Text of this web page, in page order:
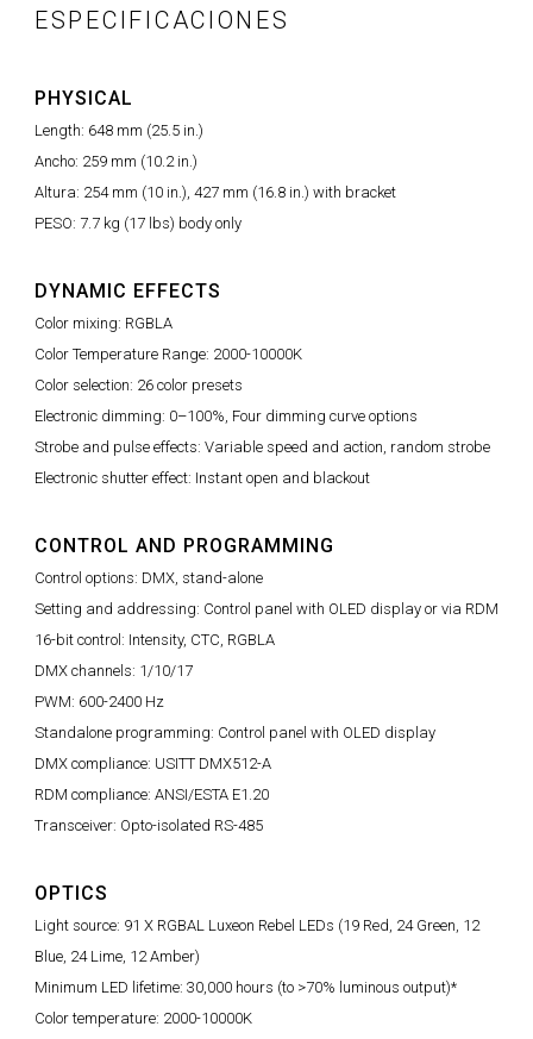
ESPECIFICACIONES
PHYSICAL
Length: 648 mm (25.5 in.)
Ancho: 259 mm (10.2 in.)
Altura: 254 mm (10 in.), 427 mm (16.8 in.) with bracket
PESO: 7.7 kg (17 lbs) body only
DYNAMIC EFFECTS
Color mixing: RGBLA
Color Temperature Range: 2000-10000K
Color selection: 26 color presets
Electronic dimming: 0–100%, Four dimming curve options
Strobe and pulse effects: Variable speed and action, random strobe
Electronic shutter effect: Instant open and blackout
CONTROL AND PROGRAMMING
Control options: DMX, stand-alone
Setting and addressing: Control panel with OLED display or via RDM
16-bit control: Intensity, CTC, RGBLA
DMX channels: 1/10/17
PWM: 600-2400 Hz
Standalone programming: Control panel with OLED display
DMX compliance: USITT DMX512-A
RDM compliance: ANSI/ESTA E1.20
Transceiver: Opto-isolated RS-485
OPTICS
Light source: 91 X RGBAL Luxeon Rebel LEDs (19 Red, 24 Green, 12
Blue, 24 Lime, 12 Amber)
Minimum LED lifetime: 30,000 hours (to >70% luminous output)*
Color temperature: 2000-10000K